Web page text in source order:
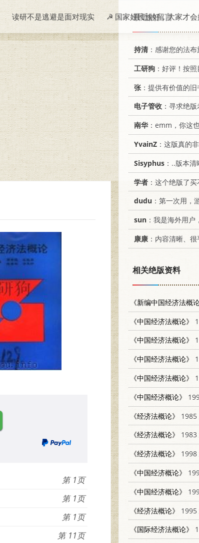
读研不是逃避是面对现实 ☭ 国家好民族好，大家才
1
1
1
11
最近的留言
持清 ：感谢您的法布
工研狗 ：好评！按照
张 ：提供有价值的
电子管收 ：寻求绝
南华：emm，你这
YvainZ ：这版真的
Sisyphus ：..版本清晰完整
学者 ：这个绝版了
dudu ：第一次用，
sun ：我是海外用户，
康康 ：内容清晰、
相关绝版资料
《新编中国经济法概论
《中国经济法概论》
《中国经济法概论》
《中国经济法概论》
《中国经济法概论》
《中国经济概论》
《经济法概论》
1985
《经济法概论》
1983
《经济法概论》
1998
《中国经济概论》
1999
《中国经济概论》
《经济法概论》
1995
《国际经济法概论》